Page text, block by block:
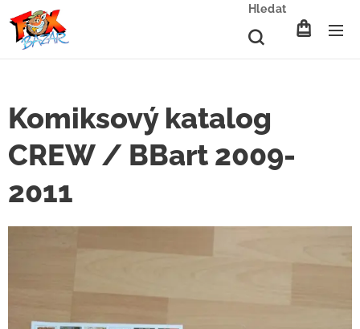
Hledat
Komiksový katalog
CREW / BBart 2009-
2011